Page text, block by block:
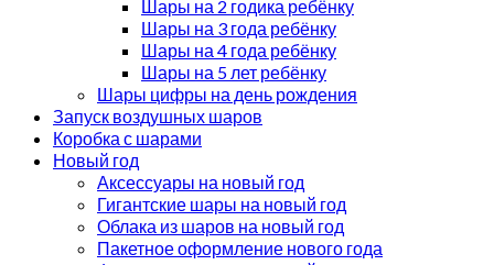
Шары на 2 годика ребёнку
Шары на 3 года ребёнку
Шары на 4 года ребёнку
Шары на 5 лет ребёнку
Шары цифры на день рождения
Запуск воздушных шаров
Коробка с шарами
Новый год
Аксессуары на новый год
Гигантские шары на новый год
Облака из шаров на новый год
Пакетное оформление нового года